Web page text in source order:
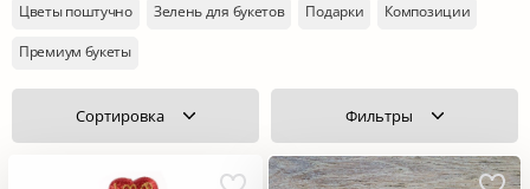
Цветы поштучно
Зелень для букетов Подарки
Композиции
Премиум букеты
Сортировка Фильтры